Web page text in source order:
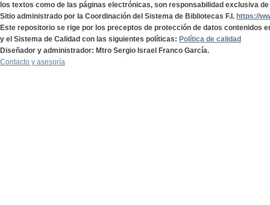
los textos como de las páginas electrónicas, son responsabilidad exclusiva
Sitio administrado por la Coordinación del Sistema de Bibliotecas F.I. https://
Este repositorio se rige por los preceptos de protección de datos contenidos
y el Sistema de Calidad con las siguientes políticas: Política de calidad
Diseñador y administrador: Mtro Sergio Israel Franco García.
Contacto y asesoría